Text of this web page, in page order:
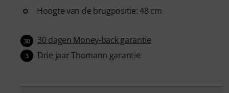
Hoogte van de brugpositie: 48 cm
30 30 dagen Money-back garantie
3 Drie jaar Thomann garantie